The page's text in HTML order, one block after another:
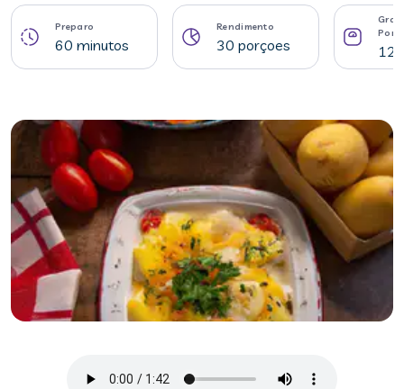
Preparo
60 minutos
Rendimento
30 porçoes